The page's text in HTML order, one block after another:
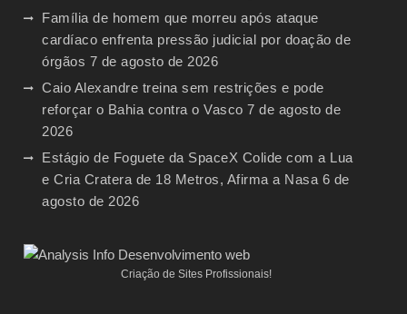
Família de homem que morreu após ataque
cardíaco enfrenta pressão judicial por doação de
órgãos 7 de agosto de 2026
Caio Alexandre treina sem restrições e pode
reforçar o Bahia contra o Vasco 7 de agosto de
2026
Estágio de Foguete da SpaceX Colide com a Lua
e Cria Cratera de 18 Metros, Afirma a Nasa 6 de
agosto de 2026
Criação de Sites Profissionais!